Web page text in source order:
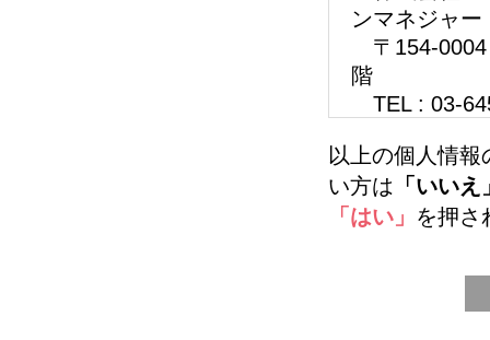
ンマネジャー
〒154-0004
階
TEL : 03-
３．個人情
当社に対す
び、お仕事の
以上の個人情報
い方は 「いいえ
「はい」 を押さ